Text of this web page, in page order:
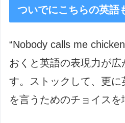
ついでにこちらの英語
“Nobody calls me
おくと英語の表現力が
す。ストックして、更に
を言うためのチョイスを